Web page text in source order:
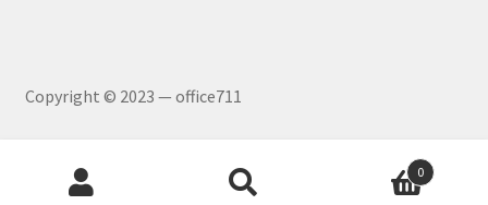
Copyright © 2023 — office711
Products
search
0